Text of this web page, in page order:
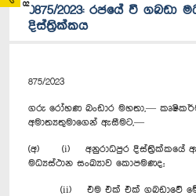
020875/2023: රජයේ වී ගබඩා
දිස්ත්‍රික්කය
875/2023
ගරු රෝහණ බංඩාර මහතා,—
අමාත්‍යතුමාගෙන් ඇසීමට,—
(අ) (i) අනුරාධපුර දිස්ත්‍රික්කයේ
මධ්‍යස්ථාන සංඛ්‍යාව කොපමණද;
(ii) එම එක් එක් ගබඩාවේ මේ